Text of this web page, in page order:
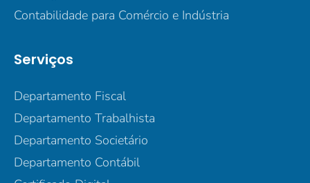
Contabilidade para Comércio e Indústria
Serviços
Departamento Fiscal
Departamento Trabalhista
Departamento Societário
Departamento Contábil